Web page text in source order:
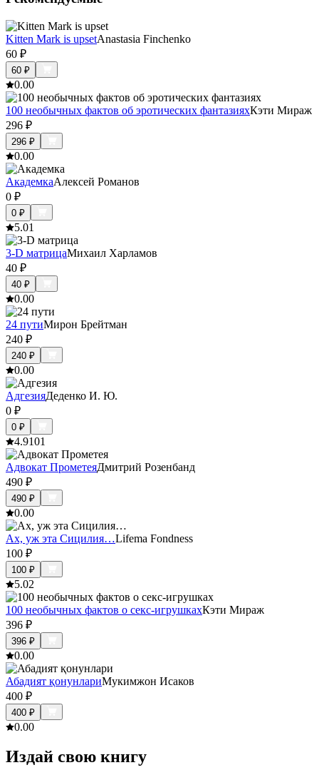
Kitten Mark is upsetAnastasia Finchenko
60 ₽
60 ₽
0.00
100 необычных фактов об эротических фантазияхКэти Мираж
296 ₽
296 ₽
0.00
АкадемкаАлексей Романов
0 ₽
0 ₽
5.01
3-D матрицаМихаил Харламов
40 ₽
40 ₽
0.00
24 путиМирон Брейтман
240 ₽
240 ₽
0.00
АдгезияДеденко И. Ю.
0 ₽
0 ₽
4.9101
Адвокат ПрометеяДмитрий Розенбанд
490 ₽
490 ₽
0.00
Ах, уж эта Сицилия…Lifema Fondness
100 ₽
100 ₽
5.02
100 необычных фактов о секс-игрушкахКэти Мираж
396 ₽
396 ₽
0.00
Абадият қонунлариМукимжон Исаков
400 ₽
400 ₽
0.00
Издай свою книгу